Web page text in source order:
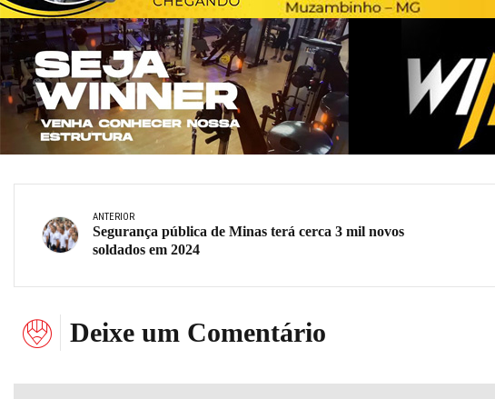
ANTERIOR
Segurança pública de Minas terá cerca 3 mil novos
soldados em 2024
Deixe um Comentário